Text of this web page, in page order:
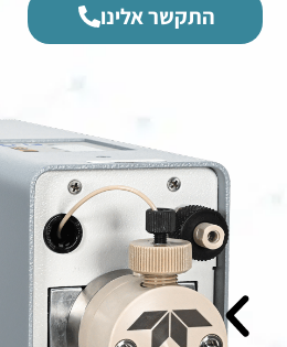
התקשר אלינו